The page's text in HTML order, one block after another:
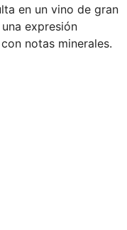
en un vino de gran
expresión
notas minerales.